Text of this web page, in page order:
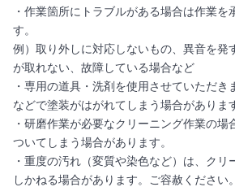
・作業箇所にトラブルがある場合は作業を
す。
例）取り外しに対応しないもの、異音を発
が取れない、故障している場合など
・専用の道具・洗剤を使用させていただき
などで塗装がはがれてしまう場合がありま
・研磨作業が必要なクリーニング作業の場
ついてしまう場合があります。
・重度の汚れ（変質や染色など）は、クリ
しかねる場合があります。ご容赦ください。